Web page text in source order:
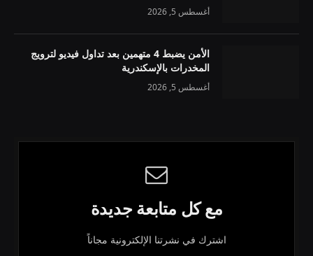
أغسطس 5, 2026
الأمن يضبط 4 متهمين بعد تداول فيديو لترويج
المخدرات بالإسكندرية
أغسطس 5, 2026
مع كل متابعة جديدة
اشترك في نشرتنا الإلكترونية مجاناً